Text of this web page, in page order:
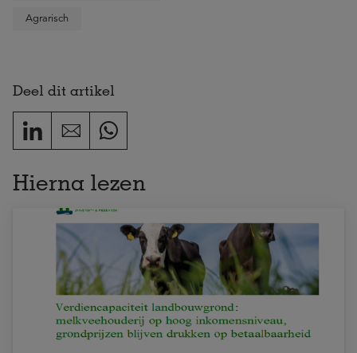
Agrarisch
Deel dit artikel
Hierna lezen